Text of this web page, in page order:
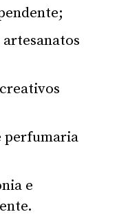
perfumaria
e